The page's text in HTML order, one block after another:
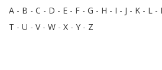
A - B - C - D - E - F - G - H - I - J - K - L -
T - U - V- W - X - Y - Z